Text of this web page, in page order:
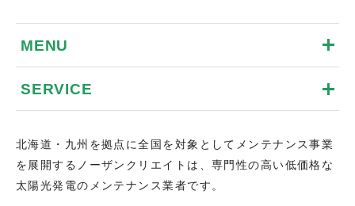
MENU
SERVICE
北海道・九州を拠点に全国を対象としてメンテナンス事業
を展開するノーザンクリエイトは、専門性の高い低価格な
太陽光発電のメンテナンス業者です。